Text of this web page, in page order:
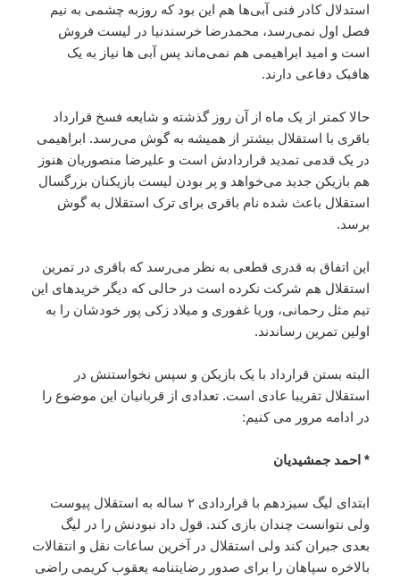
استدلال کادر فنی آبی‌ها هم این بود که روزبه چشمی به نیم
فصل اول نمی‌رسد، محمدرضا خرسندنیا در لیست فروش
است و امید ابراهیمی هم نمی‌ماند پس آبی ها نیاز به یک
هافبک دفاعی دارند.
حالا کمتر از یک ماه از آن روز گذشته و شایعه فسخ قرارداد
باقری با استقلال بیشتر از همیشه به گوش می‌رسد. ابراهیمی
در یک قدمی تمدید قراردادش است و علیرضا منصوریان هنوز
هم بازیکن جدید می‌خواهد و پر بودن لیست بازیکنان بزرگسال
استقلال باعث شده نام باقری برای ترک استقلال به گوش
برسد.
این اتفاق به قدری قطعی به نظر می‌رسد که باقری در تمرین
استقلال هم شرکت نکرده است در حالی که دیگر خریدهای این
تیم مثل رحمانی، وریا غفوری و میلاد زکی پور خودشان را به
اولین تمرین رساندند.
البته بستن قرارداد با یک بازیکن و سپس نخواستنش در
استقلال تقریبا عادی است. تعدادی از قربانیان این موضوع را
در ادامه مرور می کنیم:
* احمد جمشیدیان
ابتدای لیگ سیزدهم با قراردادی ۲ ساله به استقلال پیوست
ولی نتوانست چندان بازی کند. قول داد نبودنش را در لیگ
بعدی جبران کند ولی استقلال در آخرین ساعات نقل و انتقالات
بالاخره سپاهان را برای صدور رضایتنامه یعقوب کریمی راضی